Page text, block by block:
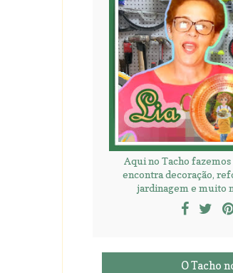
Aqui no Tacho
encontra decoração,
jardinagem e muito
O Tacho